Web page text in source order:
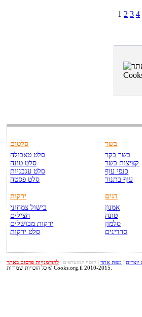
1 2 3 4
סלטים
סלט טאבולה
סלט טונה
סלט עגבניות
סלט פסטה
ירקות
בישול צמחוני
חצילים
ירקות מבושלים
סלט ירקות
בשר
בשר בקר
קציצות בשר
כנפי עוף
עוף בתנור
דגים
אמנון
טונה
סלמון
סרדינים
יוצרים מפת אתר הוסף למועדפים
להזדמנויות פרסום באתר
כל הזכויות שמורות © Cooks.org.il 2010-2015.